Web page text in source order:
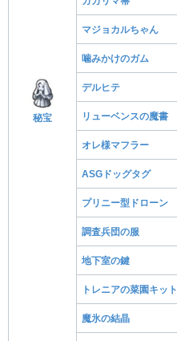
秘宝
マジョカルちゃん
噛みかけのガム
デルヒテ
リューベンスの魔書
オレ様マフラー
ASGドッグタグ
プリニー型ドローン
調査兵団の服
地下室の鍵
トレニアの菜園キット
魔氷の結晶